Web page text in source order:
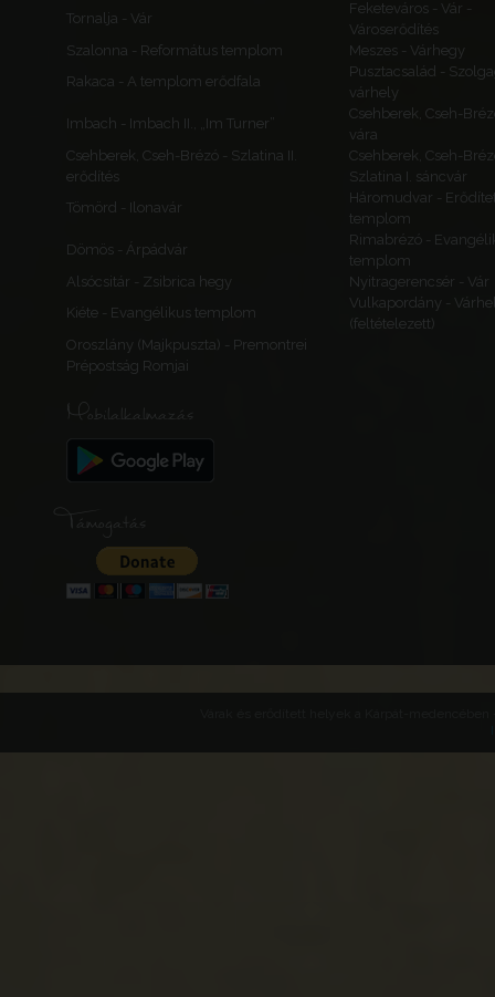
Tornalja - Vár
Feketeváros - Vár -
Városerődítés
Szalonna - Református templom
Meszes - Várhegy
Rakaca - A templom erődfala
Pusztacsalád -
várhely
Imbach - Imbach II., „Im Turner”
Csehberek, Cseh-
vára
Csehberek, Cseh-Brézó - Szlatina II.
erődítés
Csehberek, Cseh-
Szlatina I. sáncvár
Tömörd - Ilonavár
Háromudvar -
templom
Dömös - Árpádvár
Rimabrézó -
templom
Alsócsitár - Zsibrica hegy
Nyitragerencsér - Vár
Kiéte - Evangélikus templom
Vulkapordány -
(feltételezett)
Oroszlány (Majkpuszta) - Premontrei
Prépostság Romjai
Mobilalkalmazás
Támogatás